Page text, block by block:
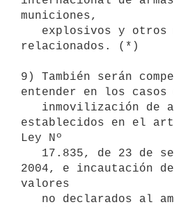
municiones,
relacionados. (*)
9) También serán
entender en los casos
establecidos en el
Ley Nº
2004, e incautación
valores